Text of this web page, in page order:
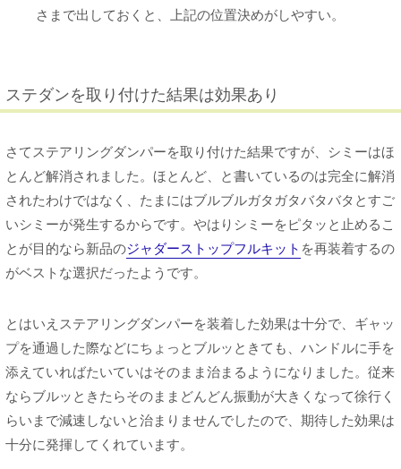
さまで出しておくと、上記の位置決めがしやすい。
ステダンを取り付けた結果は効果あり
さてステアリングダンパーを取り付けた結果ですが、シミーはほ
とんど解消されました。ほとんど、と書いているのは完全に解消
されたわけではなく、たまにはブルブルガタガタバタバタとすご
いシミーが発生するからです。やはりシミーをピタッと止めるこ
とが目的なら新品のジャダーストップフルキット を再装着するの
がベストな選択だったようです。
とはいえステアリングダンパーを装着した効果は十分で、ギャッ
プを通過した際などにちょっとブルッときても、ハンドルに手を
添えていればたいていはそのまま治まるようになりました。従来
ならブルッときたらそのままどんどん振動が大きくなって徐行く
らいまで減速しないと治まりませんでしたので、期待した効果は
十分に発揮してくれています。